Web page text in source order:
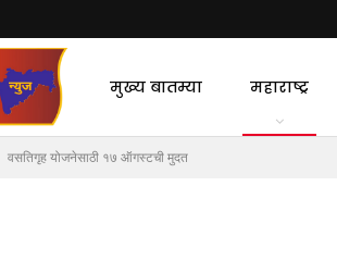
मुख्य बातम्या महाराष्ट्र
वसतिगृह योजनेसाठी १७ ऑगस्टची मुदत